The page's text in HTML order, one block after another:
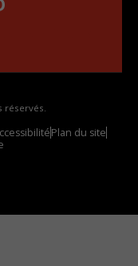
réservés.
Plan du site